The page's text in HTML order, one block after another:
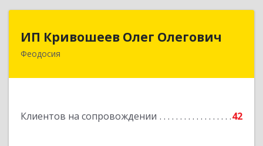
ИП Кривошеев Олег Олегович
Феодосия
Клиентов на сопровождении 42